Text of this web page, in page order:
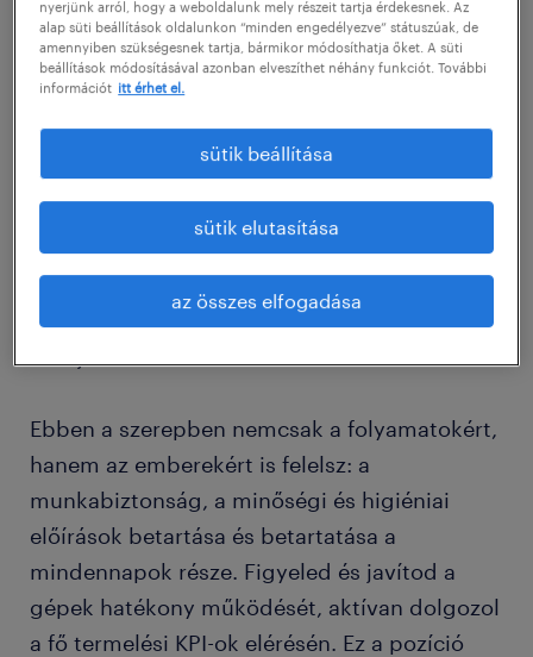
egy termelési terület működésére?
működő Csongrád megyei partnerünk
számára keresünk műszaki termelésirányítót,
aki műszakszinten gondoskodik arról, hogy a
termelési tervek biztonságosan, hatékonyan
és költségtudatosan valósuljanak meg,
miközben saját csapatának munkáját irányítja
Ebben a szerepben nemcsak a folyamatokért,
hanem az emberekért is felelsz: a
munkabiztonság, a minőségi és higiéniai
előírások betartása és betartatása a
mindennapok része. Figyeled és javítod a
gépek hatékony működését, aktívan dolgozol
a fő termelési KPI-ok elérésén. Ez a pozíció
nyerjünk arról, hogy a weboldalunk mely részeit tartja érdekesnek. Az
alap süti beállítások oldalunkon “minden engedélyezve” státuszúak, de
amennyiben szükségesnek tartja, bármikor módosíthatja őket. A süti
beállítások módosításával azonban elveszíthet néhány funkciót. További
információt itt érhet el.
sütik beállítása
sütik elutasítása
az összes elfogadása